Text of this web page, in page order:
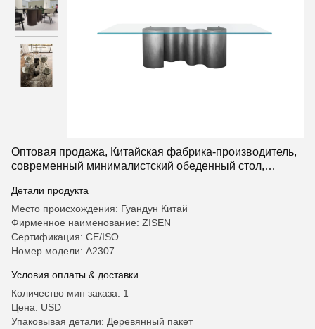
Оптовая продажа, Китайская фабрика-производитель,
современный минималистский обеденный стол,
подходящий для ресторанов и гостиных
Детали продукта
Место происхождения: Гуандун Китай
Фирменное наименование: ZISEN
Сертификация: CE/ISO
Номер модели: A2307
Условия оплаты & доставки
Количество мин заказа: 1
Цена: USD
Упаковывая детали: Деревянный пакет